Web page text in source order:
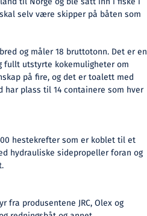
selv være skipper på båten som
og måler 18 bruttotonn. Det er en
fullt utstyrte kokemuligheter om
på fire, og det er toalett med
har plass til 14 containere som hver
hestekrefter som er koblet til et
hydrauliske sidepropeller foran og
fra produsentene JRC, Olex og